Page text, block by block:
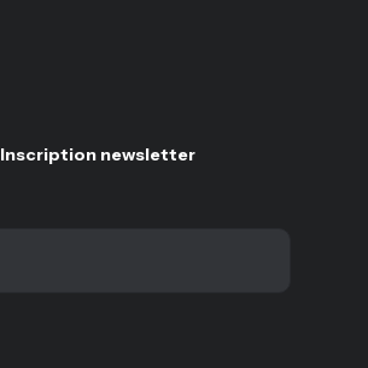
Inscription newsletter